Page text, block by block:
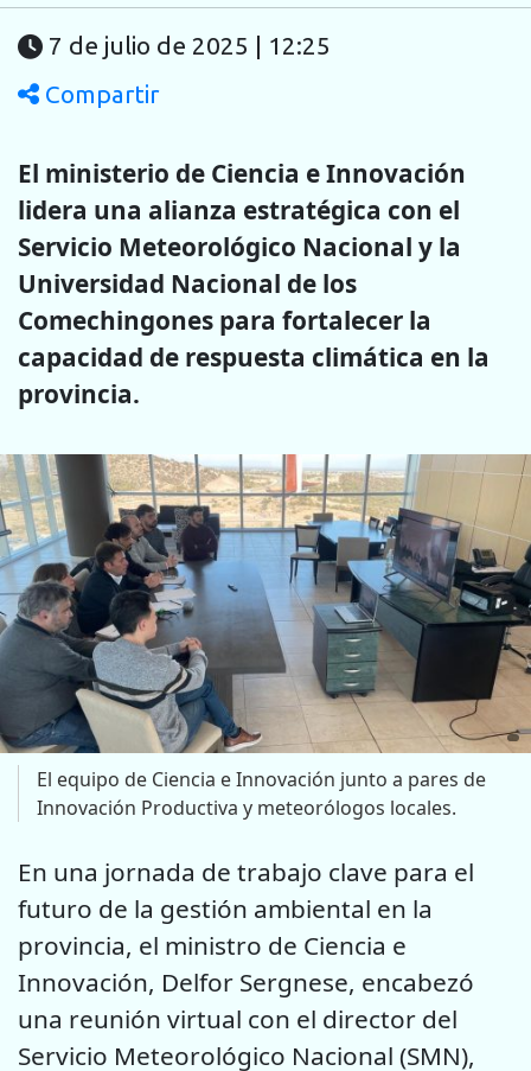
7 de julio de 2025 | 12:25
Compartir
El ministerio de Ciencia e Innovación
lidera una alianza estratégica con el
Servicio Meteorológico Nacional y la
Universidad Nacional de los
Comechingones para fortalecer la
capacidad de respuesta climática en la
provincia.
El equipo de Ciencia e Innovación junto a pares de
Innovación Productiva y meteorólogos locales.
En una jornada de trabajo clave para el
futuro de la gestión ambiental en la
provincia, el ministro de Ciencia e
Innovación, Delfor Sergnese, encabezó
una reunión virtual con el director del
Servicio Meteorológico Nacional (SMN),